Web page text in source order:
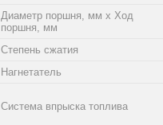
Диаметр поршня, мм x Ход
поршня, мм
Степень сжатия
Нагнетатель
Система впрыска топлива